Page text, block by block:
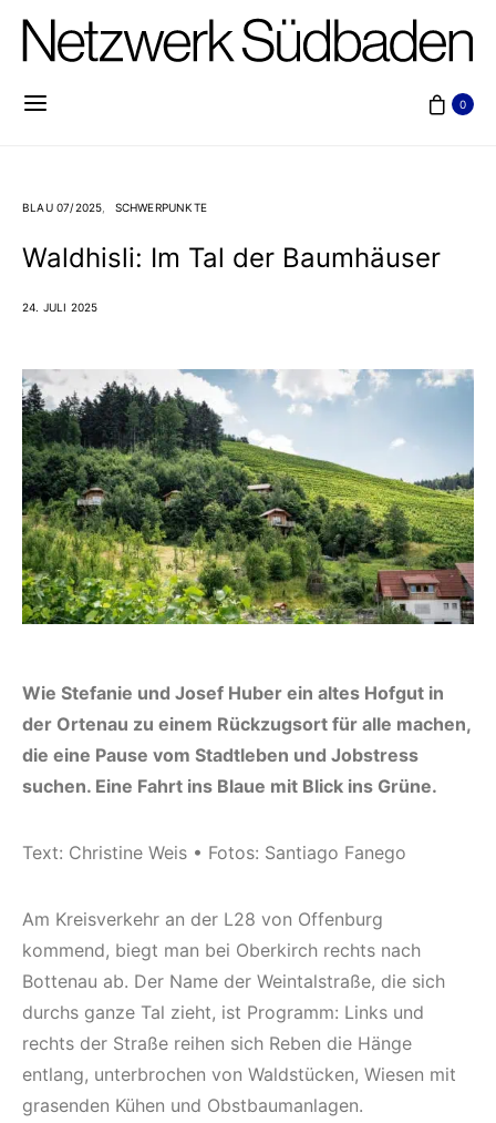
0
BLAU 07/2025 SCHWERPUNKTE
Waldhisli: Im Tal der Baumhäuser
24. JULI 2025
Wie Stefanie und Josef Huber ein altes Hofgut in
der Ortenau zu einem Rückzugsort für alle machen,
die eine Pause vom Stadtleben und Jobstress
suchen. Eine Fahrt ins Blaue mit Blick ins Grüne.
Text: Christine Weis • Fotos: Santiago Fanego
Am Kreisverkehr an der L28 von Offenburg
kommend, biegt man bei Oberkirch rechts nach
Bottenau ab. Der Name der Weintalstraße, die sich
durchs ganze Tal zieht, ist Programm: Links und
rechts der Straße reihen sich Reben die Hänge
entlang, unterbrochen von Waldstücken, Wiesen mit
grasenden Kühen und Obstbaumanlagen.